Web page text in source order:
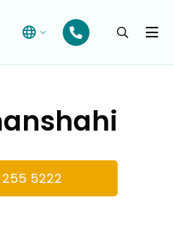
Open
5222